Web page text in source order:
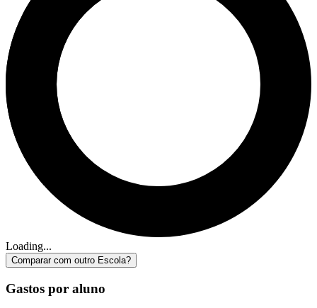
Loading...
Comparar com outro Escola?
Gastos por aluno